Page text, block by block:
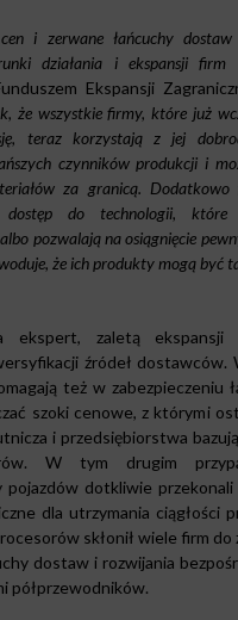
i zerwane łańcuchy dostaw
działania i ekspansji firm
Ekspansji
że wszystkie firmy, które już
teraz korzystają z jej
czynników produkcji i
za granicą. Dodatkowo
do technologii, które
pozwalają na osiągnięcie
że ich produkty mogą być
ekspert, zaletą ekspansji
źródeł dostawców.
też w zabezpieczeniu
szoki cenowe, z którymi
i przedsiębiorstwa
W tym drugim
pojazdów dotkliwie
dla utrzymania ciągłości
skłonił wiele firm do
dostaw i rozwijania
półprzewodników.